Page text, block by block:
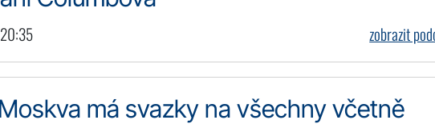
zobrazit
má svazky na všechny včetně